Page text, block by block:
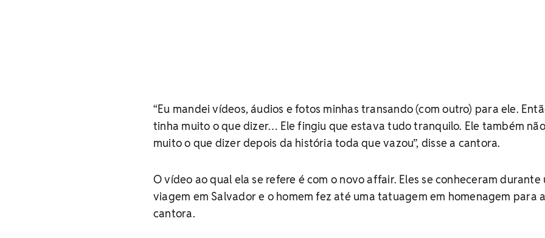
“Eu mandei vídeos, áudios e fotos minhas transando (com outro) para ele.
tinha muito o que dizer… Ele fingiu que estava tudo tranquilo. Ele também
muito o que dizer depois da história toda que vazou”, disse a cantora.
O vídeo ao qual ela se refere é com o novo affair. Eles se conheceram durante
viagem em Salvador e o homem fez até uma tatuagem em homenagem para
cantora.